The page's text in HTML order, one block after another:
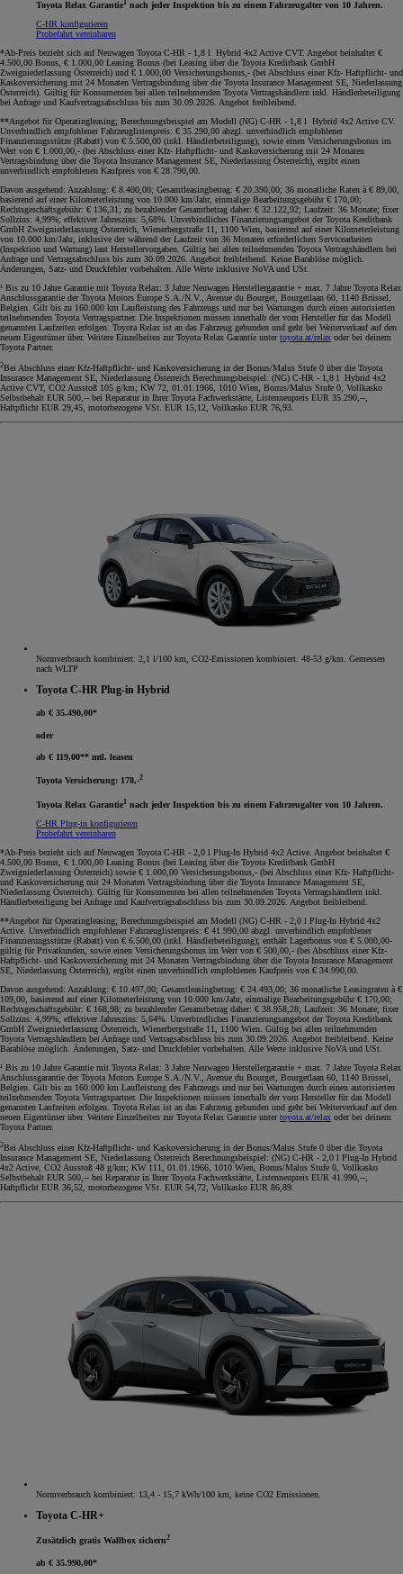
Toyota Relax Garantie
nach jeder Inspektion bis zu einem Fahrzeugalter von 10 Jahren.
C-HR konfigurieren
Probefahrt vereinbaren
*Ab-Preis bezieht sich auf Neuwagen Toyota C-HR - 1,8 l Hybrid 4x2 Active CVT. Angebot beinhaltet €
4.500,00 Bonus, € 1.000,00 Leasing Bonus (bei Leasing über die Toyota Kreditbank GmbH
Zweigniederlassung Österreich) und € 1.000,00 Versicherungsbonus,- (bei Abschluss einer Kfz- Haftpflicht- und
Kaskoversicherung mit 24 Monaten Vertragsbindung über die Toyota Insurance Management SE, Niederlassung
Österreich). Gültig für Konsumenten bei allen teilnehmenden Toyota Vertragshändlern inkl. Händlerbeteiligung
bei Anfrage und Kaufvertragsabschluss bis zum 30.09.2026. Angebot freibleibend
**Angebot für Operatingleasing; Berechnungsbeispiel am Modell (NG) C-HR - 1,8 l Hybrid 4x2 Active CV.
Unverbindlich empfohlener Fahrzeuglistenpreis: € 35.290,00 abzgl. unverbindlich empfohlener
Finanzierungsstütze (Rabatt) von € 5.500,00 (inkl. Händlerbeteiligung), sowie einen Versicherungsbonus im
Wert von € 1.000,00,- (bei Abschluss einer Kfz- Haftpflicht- und Kaskoversicherung mit 24 Monaten
Vertragsbindung über die Toyota Insurance Management SE, Niederlassung Österreich), ergibt einen
unverbindlich empfohlenen Kaufpreis von € 28.790,00.
Davon ausgehend: Anzahlung: € 8.400,00; Gesamtleasingbetrag: € 20.390,00; 36 monatliche Raten à € 89,00,
basierend auf einer Kilometerleistung von 10.000 km/Jahr, einmalige Bearbeitungsgebühr € 170,00;
Rechtsgeschäftsgebühr: € 136,31; zu bezahlender Gesamtbetrag daher: € 32.122,92; Laufzeit: 36 Monate; fixer
Sollzins: 4,99%; effektiver Jahreszins: 5,68%. Unverbindliches Finanzierungsangebot der Toyota Kreditbank
GmbH Zweigniederlassung Österreich, Wienerbergstraße 11, 1100 Wien, basierend auf einer Kilometerleistung
von 10.000 km/Jahr, inklusive der während der Laufzeit von 36 Monaten erforderlichen Servicearbeiten
(Inspektion und Wartung) laut Herstellervorgaben. Gültig bei allen teilnehmenden Toyota Vertragshändlern bei
Anfrage und Vertragsabschluss bis zum 30.09.2026. Angebot freibleibend. Keine Barablöse möglich.
Änderungen, Satz- und Druckfehler vorbehalten. Alle Werte inklusive NoVA und USt
¹ Bis zu 10 Jahre Garantie mit Toyota Relax: 3 Jahre Neuwagen Herstellergarantie + max. 7 Jahre Toyota Relax
Anschlussgarantie der Toyota Motors Europe S.A./N.V., Avenue du Bourget, Bourgetlaan 60, 1140 Brüssel,
Belgien. Gilt bis zu 160.000 km Laufleistung des Fahrzeugs und nur bei Wartungen durch einen autorisierten
teilnehmenden Toyota Vertragspartner. Die Inspektionen müssen innerhalb der vom Hersteller für das Modell
genannten Laufzeiten erfolgen. Toyota Relax ist an das Fahrzeug gebunden und geht bei Weiterverkauf auf den
neuen Eigentümer über. Weitere Einzelheiten zur Toyota Relax Garantie untertoyota.at/relax oder bei deinem
Toyota Partner.
2Bei Abschluss einer Kfz-Haftpflicht- und Kaskoversicherung in der Bonus/Malus Stufe 0 über die Toyota
Insurance Management SE, Niederlassung Österreich Berechnungsbeispiel: (NG) C-HR - 1,8 l Hybrid 4x2
Active CVT, CO2 Ausstoß 105 g/km; KW 72, 01.01.1966, 1010 Wien, Bonus/Malus Stufe 0, Vollkasko
Selbstbehalt EUR 500,-- bei Reparatur in Ihrer Toyota Fachwerkstätte, Listenneupreis EUR 35.290,--,
Haftpflicht EUR 29,45, motorbezogene VSt. EUR 15,12, Vollkasko EUR 76,93.
Normverbrauch kombiniert: 2,1 l/100 km, CO2-Emissionen kombiniert: 48-53 g/km. Gemessen
nach WLTP
Toyota C-HR Plug-in Hybrid
ab € 35.490,00*
oder
ab € 119,00** mtl. leasen
Toyota Versicherung: 178,-2
Toyota Relax Garantie
nach jeder Inspektion bis zu einem Fahrzeugalter von 10 Jahren.
C-HR Plug-in konfigurieren
Probefahrt vereinbaren
*Ab-Preis bezieht sich auf Neuwagen Toyota C-HR - 2,0 l Plug-In Hybrid 4x2 Active. Angebot beinhaltet €
4.500,00 Bonus, € 1.000,00 Leasing Bonus (bei Leasing über die Toyota Kreditbank GmbH
Zweigniederlassung Österreich) sowie € 1.000,00 Versicherungsbonus,- (bei Abschluss einer Kfz- Haftpflicht-
und Kaskoversicherung mit 24 Monaten Vertragsbindung über die Toyota Insurance Management SE,
Niederlassung Österreich). Gültig für Konsumenten bei allen teilnehmenden Toyota Vertragshändlern inkl.
Händlerbeteiligung bei Anfrage und Kaufvertragsabschluss bis zum 30.09.2026. Angebot freibleibend
**Angebot für Operatingleasing; Berechnungsbeispiel am Modell (NG) C-HR - 2,0 l Plug-In Hybrid 4x2
Active. Unverbindlich empfohlener Fahrzeuglistenpreis: € 41.990,00 abzgl. unverbindlich empfohlener
Finanzierungsstütze (Rabatt) von € 6.500,00 (inkl. Händlerbeteiligung); enthält Lagerbonus von € 5.000,00-
gültig für Privatkunden, sowie einen Versicherungsbonus im Wert von € 500,00,- (bei Abschluss einer Kfz-
Haftpflicht- und Kaskoversicherung mit 24 Monaten Vertragsbindung über die Toyota Insurance Management
SE, Niederlassung Österreich), ergibt einen unverbindlich empfohlenen Kaufpreis von € 34.990,00.
Davon ausgehend: Anzahlung: € 10.497,00; Gesamtleasingbetrag: € 24.493,00; 36 monatliche Leasingraten à €
109,00, basierend auf einer Kilometerleistung von 10.000 km/Jahr, einmalige Bearbeitungsgebühr € 170,00;
Rechtsgeschäftsgebühr: € 168,98; zu bezahlender Gesamtbetrag daher: € 38.958,28; Laufzeit: 36 Monate; fixer
Sollzins: 4,99%; effektiver Jahreszins: 5,64%. Unverbindliches Finanzierungsangebot der Toyota Kreditbank
GmbH Zweigniederlassung Österreich, Wienerbergstraße 11, 1100 Wien. Gültig bei allen teilnehmenden
Toyota Vertragshändlern bei Anfrage und Vertragsabschluss bis zum 30.09.2026. Angebot freibleibend. Keine
Barablöse möglich. Änderungen, Satz- und Druckfehler vorbehalten. Alle Werte inklusive NoVA und USt
¹ Bis zu 10 Jahre Garantie mit Toyota Relax: 3 Jahre Neuwagen Herstellergarantie + max. 7 Jahre Toyota Relax
Anschlussgarantie der Toyota Motors Europe S.A./N.V., Avenue du Bourget, Bourgetlaan 60, 1140 Brüssel,
Belgien. Gilt bis zu 160.000 km Laufleistung des Fahrzeugs und nur bei Wartungen durch einen autorisierten
teilnehmenden Toyota Vertragspartner. Die Inspektionen müssen innerhalb der vom Hersteller für das Modell
genannten Laufzeiten erfolgen. Toyota Relax ist an das Fahrzeug gebunden und geht bei Weiterverkauf auf den
neuen Eigentümer über. Weitere Einzelheiten zur Toyota Relax Garantie untertoyota.at/relax oder bei deinem
Toyota Partner.
2Bei Abschluss einer Kfz-Haftpflicht- und Kaskoversicherung in der Bonus/Malus Stufe 0 über die Toyota
Insurance Management SE, Niederlassung Österreich Berechnungsbeispiel: (NG) C-HR - 2,0 l Plug-In Hybrid
4x2 Active, CO2 Ausstoß 48 g/km; KW 111, 01.01.1966, 1010 Wien, Bonus/Malus Stufe 0, Vollkasko
Selbstbehalt EUR 500,-- bei Reparatur in Ihrer Toyota Fachwerkstätte, Listenneupreis EUR 41.990,--,
Haftpflicht EUR 36,52, motorbezogene VSt. EUR 54,72, Vollkasko EUR 86,89.
Normverbrauch kombiniert: 13,4 - 15,7 kWh/100 km, keine CO2 Emissionen.
Toyota C-HR+
Zusätzlich gratis Wallbox sichern2
ab € 35.990,00*